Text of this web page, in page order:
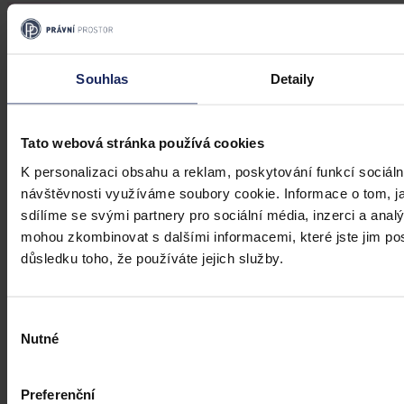
Souhlas Detaily
Tato webová stránka používá cookies
K personalizaci obsahu a reklam, poskytování funkcí
návštěvnosti využíváme soubory cookie. Informace o tom,
sdílíme se svými partnery pro sociální média, inzerci a
mohou zkombinovat s dalšími informacemi, které jste jim
důsledku toho, že používáte jejich služby.
souhlasu
Nutné
Preferenční
Aktuality
mohly být nepromlčitelné, navrhla
Praha 1. srpna (ČTK) - Úkladná vražda a některé další trestné činy s
úmyslným usmrcením by se mohly zařadit mezi nepromlčitelné. Jde
také například o některé činy související s obecným ohrožením,
teroristickým útokem a terorem, za něž hrozí až výjimečný trest.
ČTK • 3. srpna 2026, 10:04